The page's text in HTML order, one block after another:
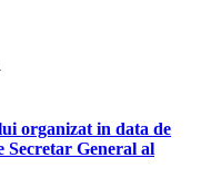
organizat in data de
Secretar General al